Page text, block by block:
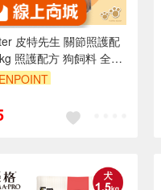
皮特先生 關節照護配
照護配方 狗飼料 全齡